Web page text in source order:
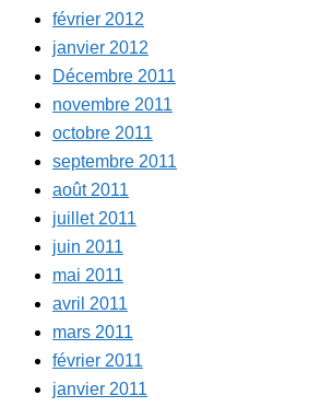
février 2012
janvier 2012
Décembre 2011
novembre 2011
octobre 2011
septembre 2011
août 2011
juillet 2011
juin 2011
mai 2011
avril 2011
mars 2011
février 2011
janvier 2011